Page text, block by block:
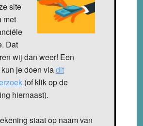
site
met
Dat
wij dan weer! Een
je doen viadit
(of klik op de
hiernaast).
staat op naam van